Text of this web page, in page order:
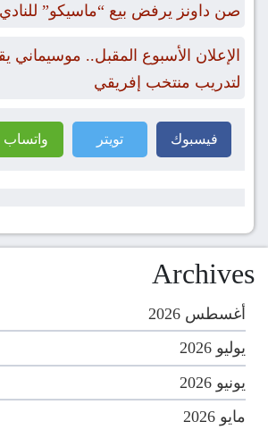
صن داونز يرفض بيع “ماسيكو” للنادي
الإعلان الأسبوع المقبل.. موسيماني
لتدريب منتخب إفريقي
فيسبوك تويتر واتساب
Archives
أغسطس 2026
يوليو 2026
يونيو 2026
مايو 2026